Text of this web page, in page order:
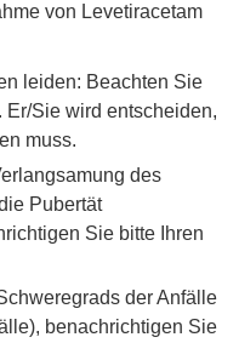
von Levetiracetam
leiden: Beachten Sie
Er/Sie wird entscheiden,
muss.
des
Pubertät
Sie bitte Ihren
der Anfälle
benachrichtigen Sie